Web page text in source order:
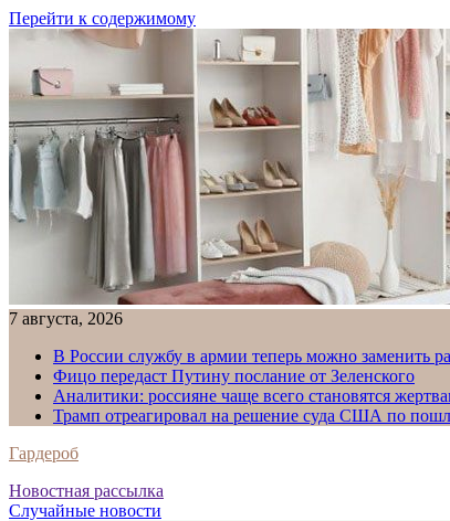
Перейти к содержимому
7 августа, 2026
В России службу в армии теперь можно заменить
Фицо передаст Путину послание от Зеленского
Аналитики: россияне чаще всего становятся
Трамп отреагировал на решение суда США по
Гардероб
Новостная рассылка
Случайные новости